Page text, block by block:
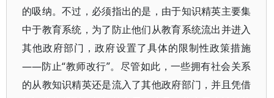
的吸纳。不过，必须指出的是，由于知识精英主要集
中于教育系统，为了防止他们从教育系统流出并进入
其他政府部门，政府设置了具体的限制性政策措施
——防止“教师改行”。尽管如此，一些拥有社会关系
的从教知识精英还是流入了其他政府部门，并且凭借